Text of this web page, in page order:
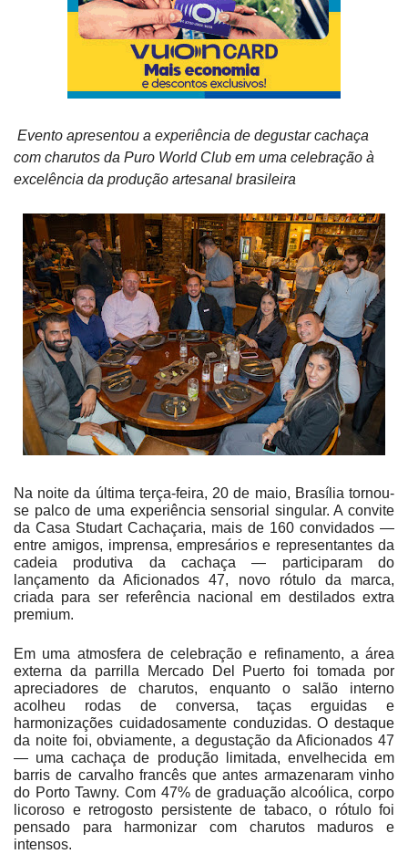
Evento apresentou a experiência de degustar cachaça
com charutos da Puro World Club em uma celebração à
excelência da produção artesanal brasileira
Na noite da última terça-feira, 20 de maio, Brasília tornou-
se palco de uma experiência sensorial singular. A convite
da Casa Studart Cachaçaria, mais de 160 convidados —
entre amigos, imprensa, empresários e representantes da
cadeia produtiva da cachaça — participaram do
lançamento da Aficionados 47, novo rótulo da marca,
criada para ser referência nacional em destilados extra
premium.
Em uma atmosfera de celebração e refinamento, a área
externa da parrilla Mercado Del Puerto foi tomada por
apreciadores de charutos, enquanto o salão interno
acolheu rodas de conversa, taças erguidas e
harmonizações cuidadosamente conduzidas. O destaque
da noite foi, obviamente, a degustação da Aficionados 47
— uma cachaça de produção limitada, envelhecida em
barris de carvalho francês que antes armazenaram vinho
do Porto Tawny. Com 47% de graduação alcoólica, corpo
licoroso e retrogosto persistente de tabaco, o rótulo foi
pensado para harmonizar com charutos maduros e
intensos.